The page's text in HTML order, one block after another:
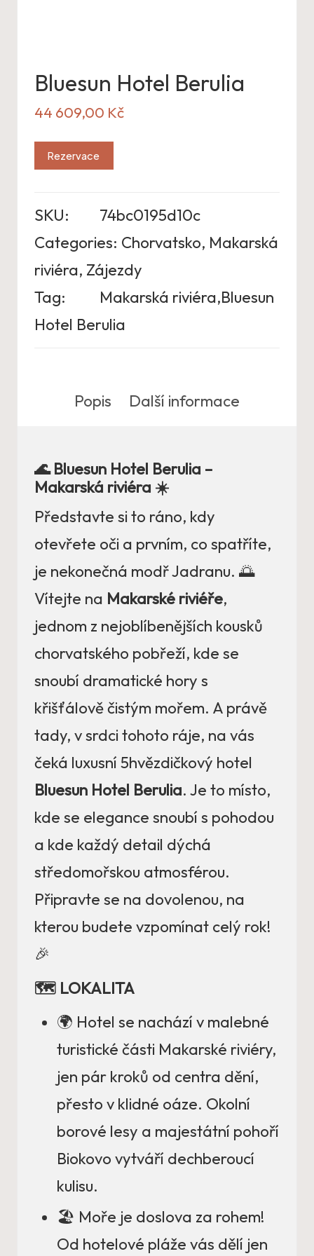
Bluesun Hotel Berulia
44 609,00 Kč
Rezervace
SKU:
74bc0195d10c
Categories: Chorvatsko, Makarská
riviéra, Zájezdy
Tag:
Makarská riviéra,Bluesun
Hotel Berulia
Popis Další informace
🌊 Bluesun Hotel Berulia –
Makarská riviéra ☀️
Představte si to ráno, kdy
otevřete oči a prvním, co spatříte,
je nekonečná modř Jadranu. 🌅
Vítejte na Makarské riviéře,
jednom z nejoblíbenějších kousků
chorvatského pobřeží, kde se
snoubí dramatické hory s
křišťálově čistým mořem. A právě
tady, v srdci tohoto ráje, na vás
čeká luxusní 5hvězdičkový hotel
Bluesun Hotel Berulia. Je to místo,
kde se elegance snoubí s pohodou
a kde každý detail dýchá
středomořskou atmosférou.
Připravte se na dovolenou, na
kterou budete vzpomínat celý rok!
🎉
🗺️ LOKALITA
🌍 Hotel se nachází v malebné
turistické části Makarské riviéry,
jen pár kroků od centra dění,
přesto v klidné oáze. Okolní
borové lesy a majestátní pohoří
Biokovo vytváří dechberoucí
kulisu.
🏖️ Moře je doslova za rohem!
Od hotelové pláže vás dělí jen